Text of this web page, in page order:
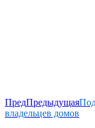
ПредПредыдущая
владельцев домов